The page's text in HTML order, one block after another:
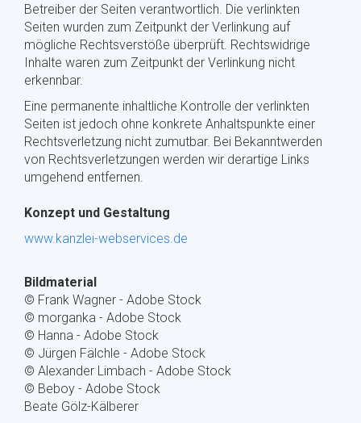
Betreiber der Seiten verantwortlich. Die verlinkten
Seiten wurden zum Zeitpunkt der Verlinkung auf
mögliche Rechtsverstöße überprüft. Rechtswidrige
Inhalte waren zum Zeitpunkt der Verlinkung nicht
erkennbar.
Eine permanente inhaltliche Kontrolle der verlinkten
Seiten ist jedoch ohne konkrete Anhaltspunkte einer
Rechtsverletzung nicht zumutbar. Bei Bekanntwerden
von Rechtsverletzungen werden wir derartige Links
umgehend entfernen.
Konzept und Gestaltung
www.kanzlei-webservices.de
Bildmaterial
© Frank Wagner - Adobe Stock
© morganka - Adobe Stock
© Hanna - Adobe Stock
© Jürgen Fälchle - Adobe Stock
© Alexander Limbach - Adobe Stock
© Beboy - Adobe Stock
Beate Gölz-Kälberer